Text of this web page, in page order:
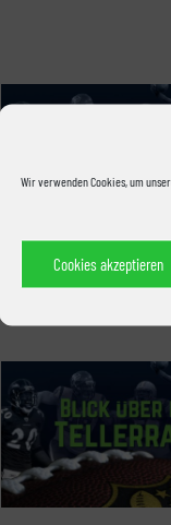
Wir verwenden Cookies, um
Cookies akzeptieren
Tellerrand: Conference
Championship